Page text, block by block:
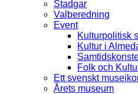
Stadgar
Valberedning
Event
Kulturpolitisk
Kultur i
Folk och
Ett svenskt
Årets museum